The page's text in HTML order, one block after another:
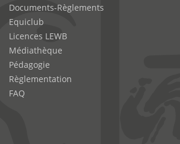
Documents-Règlements
Equiclub
Licences LEWB
Médiathèque
Pédagogie
Règlementation
FAQ